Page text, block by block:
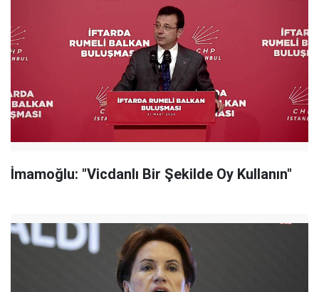
İmamoğlu: "Vicdanlı Bir Şekilde Oy Kullanın"